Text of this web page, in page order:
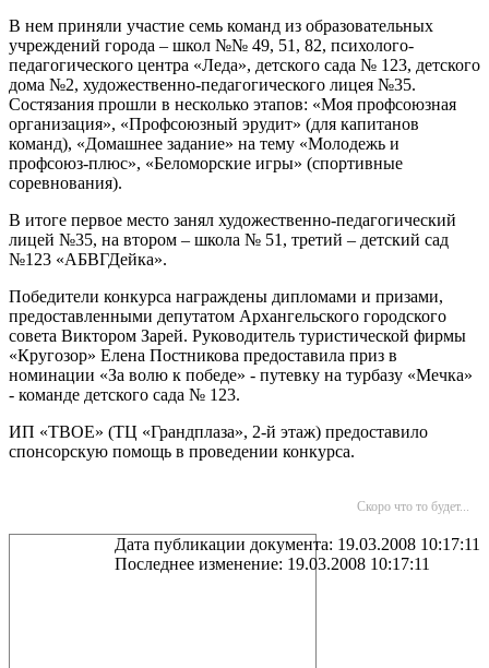
В нем приняли участие семь команд из образовательных
учреждений города – школ №№ 49, 51, 82, психолого-
педагогического центра «Леда», детского сада № 123, детского
дома №2, художественно-педагогического лицея №35.
Состязания прошли в несколько этапов: «Моя профсоюзная
организация», «Профсоюзный эрудит» (для капитанов
команд), «Домашнее задание» на тему «Молодежь и
профсоюз-плюс», «Беломорские игры» (спортивные
соревнования).
В итоге первое место занял художественно-педагогический
лицей №35, на втором – школа № 51, третий – детский сад
№123 «АБВГДейка».
Победители конкурса награждены дипломами и призами,
предоставленными депутатом Архангельского городского
совета Виктором Зарей. Руководитель туристической фирмы
«Кругозор» Елена Постникова предоставила приз в
номинации «За волю к победе» - путевку на турбазу «Мечка»
- команде детского сада № 123.
ИП «ТВОЕ» (ТЦ «Грандплаза», 2-й этаж) предоставило
спонсорскую помощь в проведении конкурса.
Скоро что то будет...
Дата публикации документа: 19.03.2008 10:17:11
Последнее изменение: 19.03.2008 10:17:11